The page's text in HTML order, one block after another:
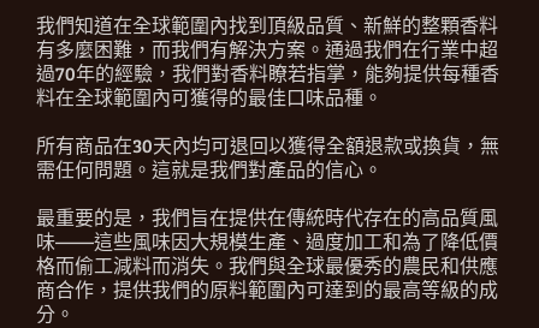
我們知道在全球範圍內找到頂級品質、新鮮的整顆香料
有多麼困難，而我們有解決方案。通過我們在行業中超
過70年的經驗，我們對香料瞭若指掌，能夠提供每種香
料在全球範圍內可獲得的最佳口味品種。
所有商品在30天內均可退回以獲得全額退款或換貨，無
需任何問題。這就是我們對產品的信心。
最重要的是，我們旨在提供在傳統時代存在的高品質風
味——這些風味因大規模生產、過度加工和為了降低價
格而偷工減料而消失。我們與全球最優秀的農民和供應
商合作，提供我們的原料範圍內可達到的最高等級的成
分。